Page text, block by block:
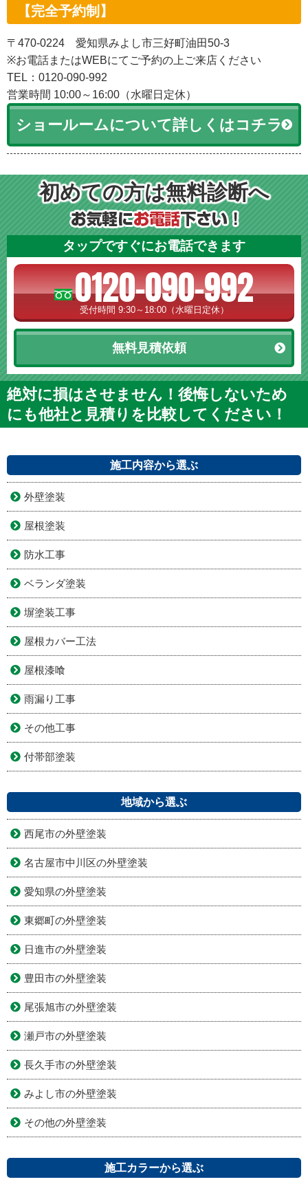
【完全予約制】
〒470-0224 愛知県みよし市三好町油田50-3
※お電話またはWEBにてご予約の上ご来店ください
TEL：0120-090-992
営業時間 10:00～16:00（水曜日定休）
ショールームについて詳しくはコチラ
初めての方は無料診断へ
タップですぐにお電話できます
0120-090-992
受付時間 9:30～18:00（水曜日定休）
無料見積依頼
絶対に損はさせません！後悔しないため
にも他社と見積りを比較してください！
施工内容から選ぶ
外壁塗装
屋根塗装
防水工事
ベランダ塗装
塀塗装工事
屋根カバー工法
屋根漆喰
雨漏り工事
その他工事
付帯部塗装
地域から選ぶ
西尾市の外壁塗装
名古屋市中川区の外壁塗装
愛知県の外壁塗装
東郷町の外壁塗装
日進市の外壁塗装
豊田市の外壁塗装
尾張旭市の外壁塗装
瀬戸市の外壁塗装
長久手市の外壁塗装
みよし市の外壁塗装
その他の外壁塗装
施工カラーから選ぶ